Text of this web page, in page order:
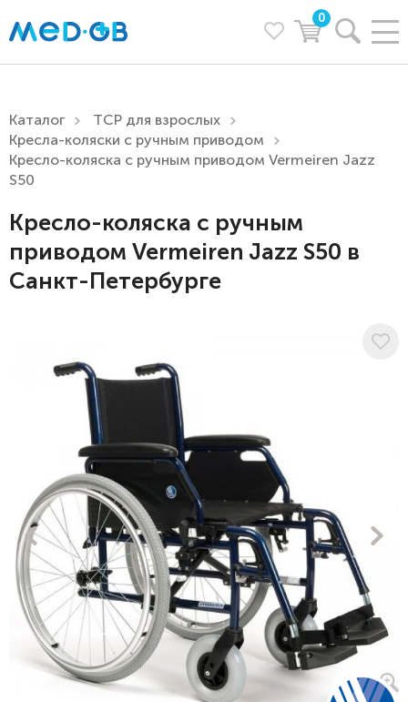
0
Каталог
ТСР для взрослых
Кресла-коляски с ручным приводом
Кресло-коляска с ручным приводом Vermeiren Jazz
S50
Кресло-коляска с ручным
приводом Vermeiren Jazz S50 в
Санкт-Петербурге